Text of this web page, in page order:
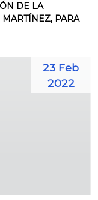
DE LA
PARA
23 Feb
2022